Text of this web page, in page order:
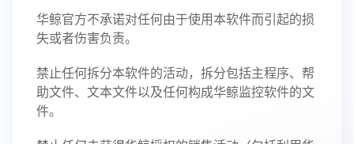
华鲸官方不承诺对任何由于使用本软件而引起的损
失或者伤害负责。
禁止任何拆分本软件的活动，拆分包括主程序、帮
助文件、文本文件以及任何构成华鲸监控软件的文
件。